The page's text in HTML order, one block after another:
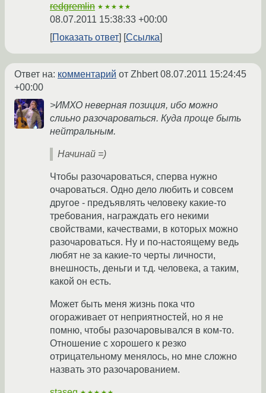
redgremlin ★★★★★
08.07.2011 15:38:33 +00:00
Показать ответ
Ссылка
Ответ на: комментарий от Zhbert08.07.2011 15:24:45
+00:00
>ИМХО неверная позиция, ибо можно
слиьно разочароваться. Куда проще быть
нейтральным.
Начинай =)
Чтобы разочароваться, сперва нужно
очароваться. Одно дело любить и совсем
другое - предъявлять человеку какие-то
требования, награждать его некими
свойствами, качествами, в которых можно
разочароваться. Ну и по-настоящему ведь
любят не за какие-то черты личности,
внешность, деньги и т.д. человека, а таким,
какой он есть.
Может быть меня жизнь пока что
огораживает от неприятностей, но я не
помню, чтобы разочаровывался в ком-то.
Отношение с хорошего к резко
отрицательному менялось, но мне сложно
назвать это разочарованием.